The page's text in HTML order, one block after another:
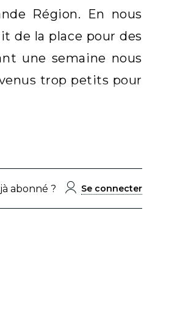
Région. En nous
de la place pour des
une semaine nous
trop petits pour
abonné ? Se connecter